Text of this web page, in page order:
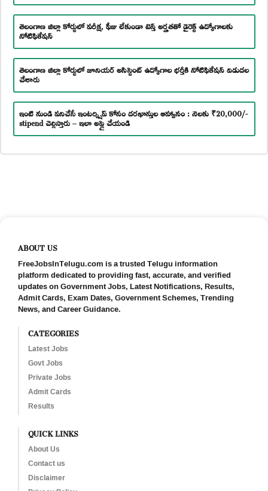
తెలంగాణ జిల్లా కోర్టులో పరీక్ష, ఫీజు లేకుండా టెన్త్ అర్హతతో డైరెక్ట్ ఉద్యోగాలకు
నోటిఫికేషన్
తెలంగాణ జిల్లా కోర్టులో జూనియర్ అసిస్టెంట్ ఉద్యోగాల భర్తీకి నోటిఫికేషన్ విడుదల
చేశారు
ఇంటి నుండి పనిచేసే ఇంటర్న్షిప్ కోసం దరఖాస్తుల ఆహ్వానం : నెలకు ₹20,000/-
stipend చెల్లిస్తారు – ఇలా అప్లై చేయండి
ABOUT US
FreeJobsInTelugu.com is a trusted Telugu information
platform dedicated to providing fast, accurate, and verified
updates on Government Jobs, Latest Notifications, Results,
Admit Cards, Exam Dates, Government Schemes, Trending
News, and Career Guidance.
CATEGORIES
Latest Jobs
Govt Jobs
Private Jobs
Admit Cards
Results
QUICK LINKS
About Us
Contact us
Disclaimer